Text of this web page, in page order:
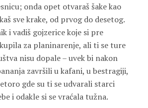
onda opet otvaraš šake kao
sve krake, od prvog do desetog.
i vadiš gojzerice koje si pre
za planinarenje, ali ti se ture
nisu dopale – uvek bi nakon
završili u kafani, u bestragiji,
gde su ti se udvarali starci
i odakle si se vraćala tužna.